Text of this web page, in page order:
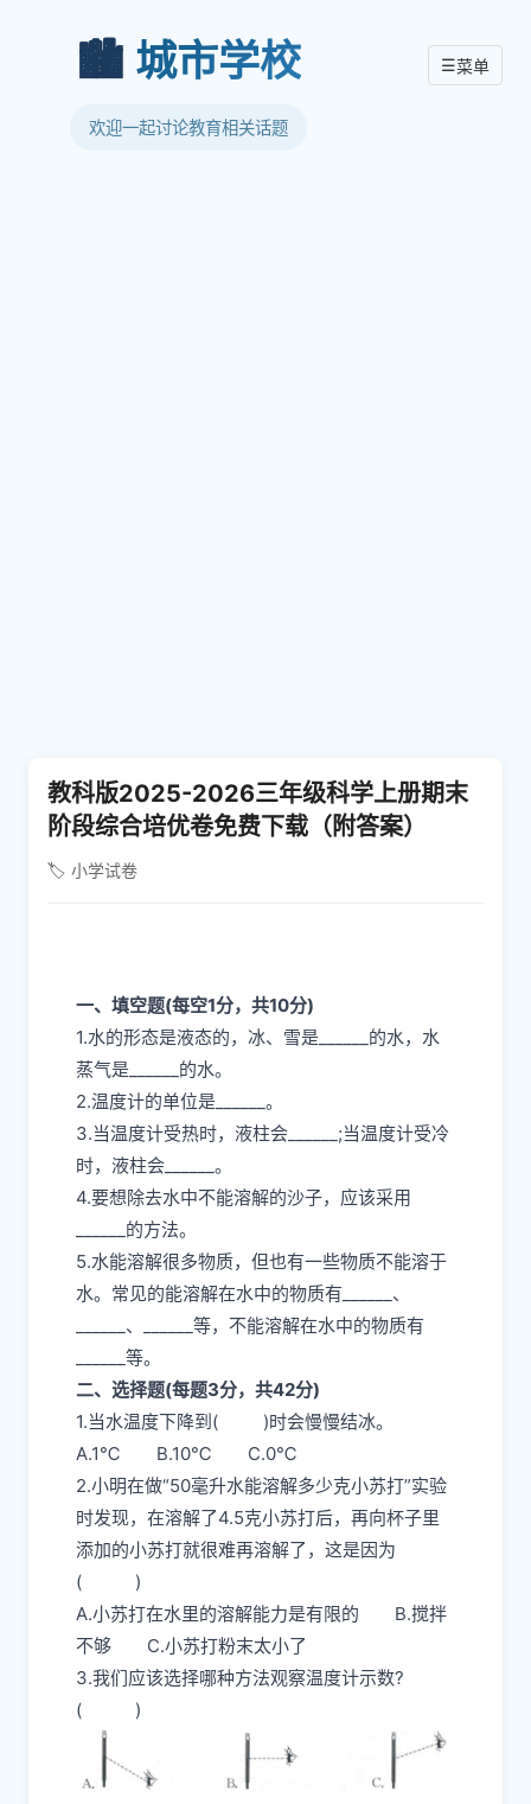
🏙️ 城市学校
欢迎一起讨论教育相关话题
☰菜单
教科版2025-2026三年级科学上册期末
阶段综合培优卷免费下载（附答案）
🏷️ 小学试卷
一、填空题(每空1分，共10分)
1.水的形态是液态的，冰、雪是______的水，水
蒸气是______的水。
2.温度计的单位是______。
3.当温度计受热时，液柱会______;当温度计受冷
时，液柱会______。
4.要想除去水中不能溶解的沙子，应该采用
______的方法。
5.水能溶解很多物质，但也有一些物质不能溶于
水。常见的能溶解在水中的物质有______、
______、______等，不能溶解在水中的物质有
______等。
二、选择题(每题3分，共42分)
1.当水温度下降到( )时会慢慢结冰。
A.1℃ B.10℃ C.0℃
2.小明在做“50毫升水能溶解多少克小苏打”实验
时发现，在溶解了4.5克小苏打后，再向杯子里
添加的小苏打就很难再溶解了，这是因为
( )
A.小苏打在水里的溶解能力是有限的 B.搅拌
不够 C.小苏打粉末太小了
3.我们应该选择哪种方法观察温度计示数?
( )